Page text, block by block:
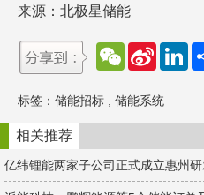
来源：北极星储能
W
e
h
a
t
S
a
W
e
b
o
L
d
n
标签： 储能招标 储能系统
相关推荐
亿纬锂能两家子公司正式成立惠州研